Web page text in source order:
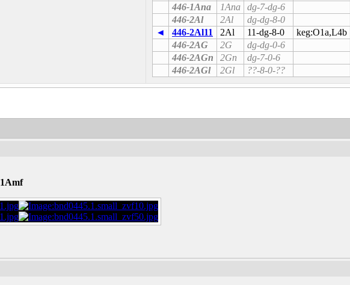
446-1Ana
1Ana
dg-7-dg-6
446-2Al
2Al
dg-dg-8-0
◄
446-2Al11 2Al 11-dg-8-0
keg:O1a,L4b
446-2AG
2G
dg-dg-0-6
446-2AGn
2Gn
dg-7-0-6
446-2AGl
2Gl ??-8-0-??
1Amf